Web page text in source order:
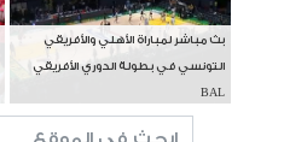
بث مباشر لمباراة الأهلي والأفريقي
التونسي في بطولة الدوري الأفريقي
BAL